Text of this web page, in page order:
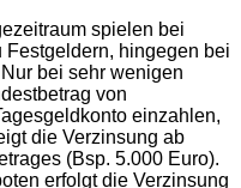
spielen bei
Festgeldern, hingegen bei
bei sehr wenigen
von
einzahlen,
die Verzinsung ab
(Bsp. 5.000 Euro).
erfolgt die Verzinsung